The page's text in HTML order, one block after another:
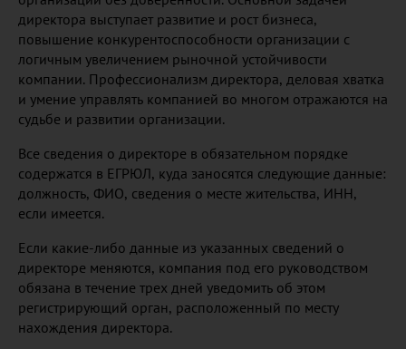
директора выступает развитие и рост бизнеса,
повышение конкурентоспособности организации с
логичным увеличением рыночной устойчивости
компании. Профессионализм директора, деловая хватка
и умение управлять компанией во многом отражаются на
судьбе и развитии организации.
Все сведения о директоре в обязательном порядке
содержатся в ЕГРЮЛ, куда заносятся следующие данные:
должность, ФИО, сведения о месте жительства, ИНН,
если имеется.
Если какие-либо данные из указанных сведений о
директоре меняются, компания под его руководством
обязана в течение трех дней уведомить об этом
регистрирующий орган, расположенный по месту
нахождения директора.